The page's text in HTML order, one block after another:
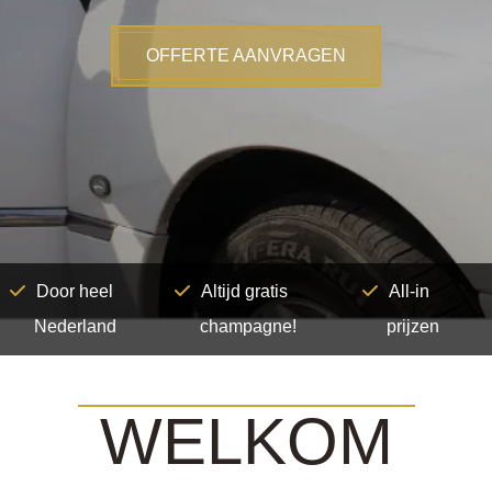
OFFERTE AANVRAGEN
Door heel
Nederland
Altijd gratis
champagne!
All-in
prijzen
WELKOM